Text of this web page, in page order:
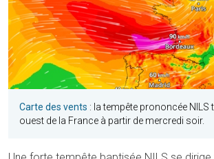
Carte des vents : la tempête prononcée NILS
ouest de la France à partir de mercredi soir.